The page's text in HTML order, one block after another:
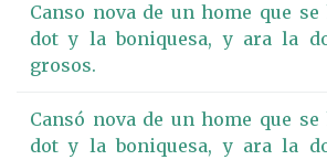
Canso nova de un home que
dot y la boniquesa, y ara la
grosos.
Cansó nova de un home que
dot y la boniquesa, y ara la